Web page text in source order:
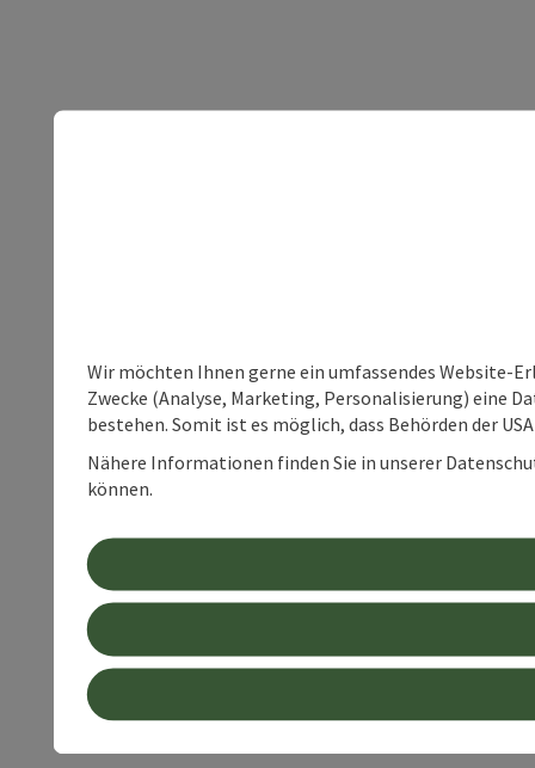
Wir möchten Ihnen gerne ein umfassendes Website-
Zwecke (Analyse, Marketing, Personalisierung) eine
bestehen. Somit ist es möglich, dass Behörden der
Nähere Informationen finden Sie in unserer
können.